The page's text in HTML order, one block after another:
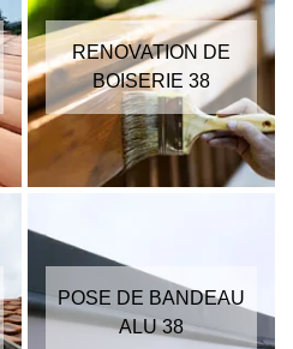
RENOVATION DE
BOISERIE 38
POSE DE BANDEAU
ALU 38